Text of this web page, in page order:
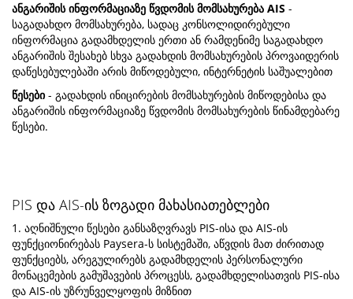
ანგარიშის ინფორმაციაზე წვდომის მომსახურება AIS -
საგადახდო მომსახურება, სადაც კონსოლიდირებული
ინფორმაცია გადამხდელის ერთი ან რამდენიმე საგადახდო
ანგარიშის შესახებ სხვა გადახდის მომსახურების პროვაიდერის
დაწესებულებაში არის მიწოდებული, ინტერნეტის საშუალებით
წესები - გადახდის ინიცირების მომსახურების მიწოდებისა და
ანგარიშის ინფორმაციაზე წვდომის მომსახურების წინამდებარე
წესები.
PIS და AIS-ის ზოგადი მახასიათებლები
1. აღნიშნული წესები განსაზღვრავს PIS-ისა და AIS-ის
ფუნქციონირებას Paysera-ს სისტემაში, აწვდის მათ ძირითად
ფუნქციებს, არეგულირებს გადამხდელის პერსონალური
მონაცემების გამუშავების პროცესს, გადამხდელისათვის PIS-ისა
და AIS-ის უზრუნველყოფის მიზნით